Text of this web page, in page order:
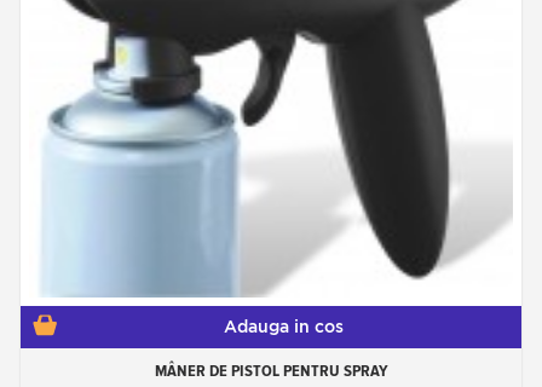
Adauga in cos
MÂNER DE PISTOL PENTRU SPRAY